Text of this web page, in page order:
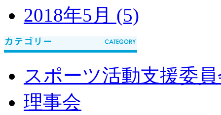
2018年5月 (5)
スポーツ活動支援委
理事会